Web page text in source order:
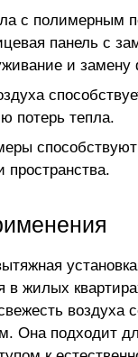
с полимерным
панель с
и замену
потерь тепла.
пространства.
в жилых
воздуха
Она подходит